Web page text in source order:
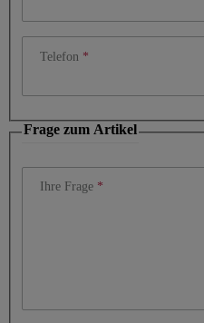
Telefon
Frage zum Artikel
Ihre Frage